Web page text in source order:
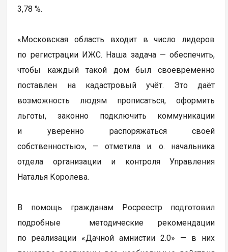
3,78 %.
«Московская область входит в число лидеров
по регистрации ИЖС. Наша задача — обеспечить,
чтобы каждый такой дом был своевременно
поставлен на кадастровый учёт. Это даёт
возможность людям прописаться, оформить
льготы, законно подключить коммуникации
и уверенно распоряжаться своей
собственностью», — отметила и. о. начальника
отдела организации и контроля Управления
Наталья Королева.
В помощь гражданам Росреестр подготовил
подробные методические рекомендации
по реализации «Дачной амнистии 2.0» — в них